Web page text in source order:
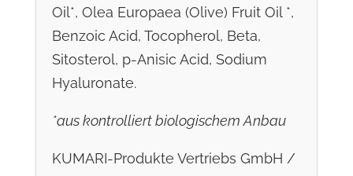
Oil*, Olea Europaea (Olive) Fruit Oil *,
Benzoic Acid, Tocopherol, Beta,
Sitosterol, p-Anisic Acid, Sodium
Hyaluronate.
*aus kontrolliert biologischem Anbau
KUMARI-Produkte Vertriebs GmbH /